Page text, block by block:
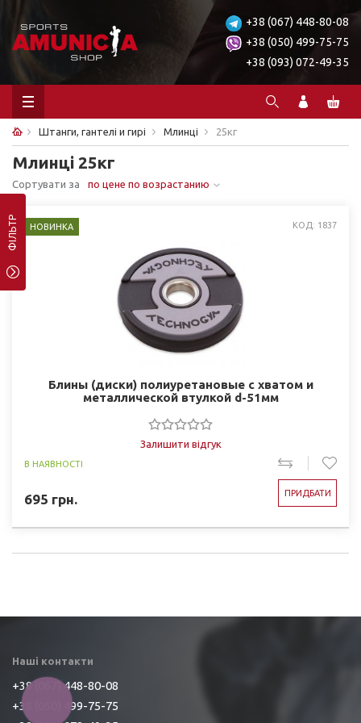
+38 (067) 448-80-08
+38 (050) 499-75-75
+38 (093) 072-49-35
Штанги, гантелі и гирі Млинці 25кг
Млинці 25кг
Сортувати за по цене по возрастанию
ФІЛЬТР НОВИНКА КОД: 1837
Блины (диски) полиуретановые с хватом и
металлической втулкой d-51мм
Залишити відгук
В НАЯВНОСТІ
695 грн. ПРИДБАТИ
Наші контакти
+38 (067) 448-80-08
+38 (050) 499-75-75